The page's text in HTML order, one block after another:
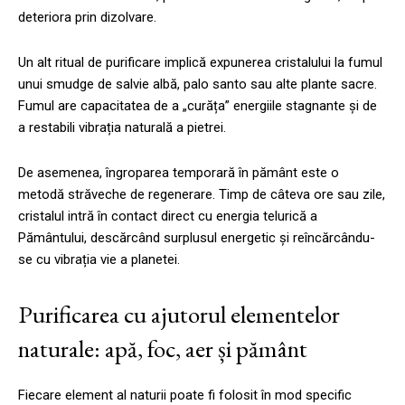
deteriora prin dizolvare.
Un alt ritual de purificare implică expunerea cristalului la fumul
unui smudge de salvie albă, palo santo sau alte plante sacre.
Fumul are capacitatea de a „curăța” energiile stagnante și de
a restabili vibrația naturală a pietrei.
De asemenea, îngroparea temporară în pământ este o
metodă străveche de regenerare. Timp de câteva ore sau zile,
cristalul intră în contact direct cu energia telurică a
Pământului, descărcând surplusul energetic și reîncărcându-
se cu vibrația vie a planetei.
Purificarea cu ajutorul elementelor
naturale: apă, foc, aer și pământ
Fiecare element al naturii poate fi folosit în mod specific